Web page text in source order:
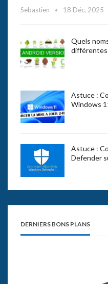
Sebastien 18 Déc, 2025
Quels
différentes
Astuce :
Windows
Astuce :
Defender
DERNIERS BONS PLANS